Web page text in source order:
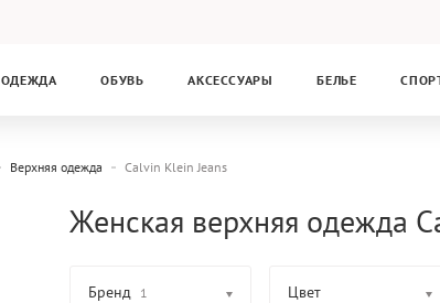
ОДЕЖДА ОБУВЬ АКСЕССУАРЫ БЕЛЬЕ
Верхняя одежда Calvin Klein Jeans
Женская верхняя одежда
Бренд 1 Цвет